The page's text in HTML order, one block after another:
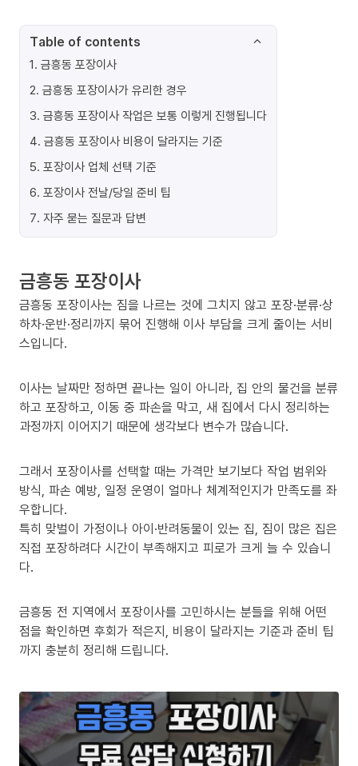
Table of contents
1. 금흥동 포장이사
2. 금흥동 포장이사가 유리한 경우
3. 금흥동 포장이사 작업은 보통 이렇게 진행됩니다
4. 금흥동 포장이사 비용이 달라지는 기준
5. 포장이사 업체 선택 기준
6. 포장이사 전날/당일 준비 팁
7. 자주 묻는 질문과 답변
금흥동 포장이사
금흥동 포장이사는 짐을 나르는 것에 그치지 않고 포장·분류·상
하차·운반·정리까지 묶어 진행해 이사 부담을 크게 줄이는 서비
스입니다.
이사는 날짜만 정하면 끝나는 일이 아니라, 집 안의 물건을 분류
하고 포장하고, 이동 중 파손을 막고, 새 집에서 다시 정리하는
과정까지 이어지기 때문에 생각보다 변수가 많습니다.
그래서 포장이사를 선택할 때는 가격만 보기보다 작업 범위와
방식, 파손 예방, 일정 운영이 얼마나 체계적인지가 만족도를 좌
우합니다.
특히 맞벌이 가정이나 아이·반려동물이 있는 집, 짐이 많은 집은
직접 포장하려다 시간이 부족해지고 피로가 크게 늘 수 있습니
다.
금흥동 전 지역에서 포장이사를 고민하시는 분들을 위해 어떤
점을 확인하면 후회가 적은지, 비용이 달라지는 기준과 준비 팁
까지 충분히 정리해 드립니다.